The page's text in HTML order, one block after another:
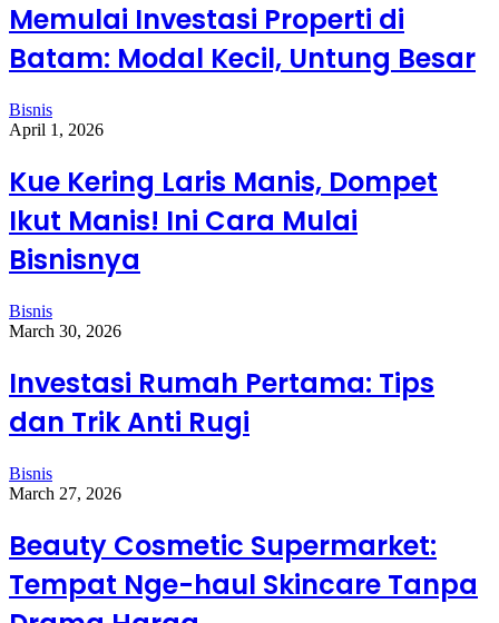
Memulai Investasi Properti di
Batam: Modal Kecil, Untung Besar
Bisnis
April 1, 2026
Kue Kering Laris Manis, Dompet
Ikut Manis! Ini Cara Mulai
Bisnisnya
Bisnis
March 30, 2026
Investasi Rumah Pertama: Tips
dan Trik Anti Rugi
Bisnis
March 27, 2026
Beauty Cosmetic Supermarket:
Tempat Nge-haul Skincare Tanpa